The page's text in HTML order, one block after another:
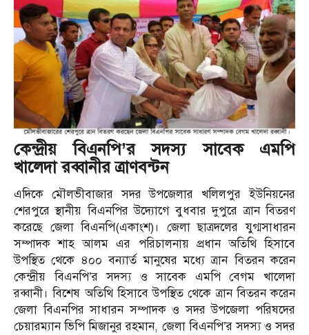
কেন্দ্রীয় বিএনপি’র সদস্য সাবেক এমপি
খালেদা রব্বানীর ত্রাণবন্টন
এদিকে মৌলভীবাজার সদর উপজেলার খলিলপুর ইউনিয়নের
শেরপুরে স্থানীয় বিএনপির উদ্যোগে বুধবার দুপুরে ত্রান বিতরণ
করেছে জেলা বিএনপি(একাংশ)। জেলা ছাত্রদলের যুগ্মসাধারন
সম্পাদক শাহ আলম এর পরিচালনায় প্রধান অতিথি হিসাবে
উপস্থিত থেকে ৪০০ বন্যার্ত মানুষের মধ্যে ত্রান বিতরন করেন
কেন্দ্রীয় বিএনপি’র সদস্য ও সাবেক এমপি বেগম খালেদা
রব্বানী। বিশেষ অতিথি হিসাবে উপস্থিত থেকে ত্রান বিতরন করেন
জেলা বিএনপির সাধারন সম্পাদক ও সদর উপজেলা পরিষদের
চেয়ারম্যান ভিপি মিজানুর রহমান, জেলা বিএনপি’র সদস্য ও সদর